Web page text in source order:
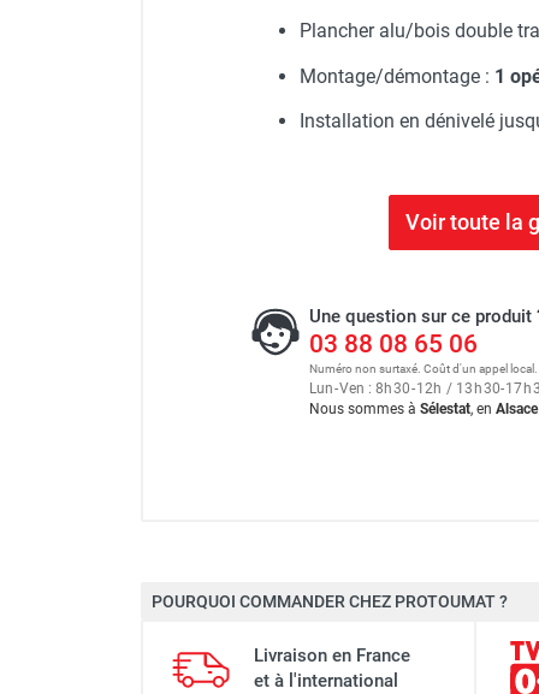
Plancher alu/bois double
Montage/démontage : 1
Installation en dénivelé
Voir toute la
Une question sur ce produit
03 88 08 65 06
Numéro non surtaxé. Coût d'un appel local.
Lun-Ven : 8h30-12h / 13h30-17h
Nous sommes à Sélestat, en Alsace
Longueur
Largeur
Échafaudage roulant
POURQUOI COMMANDER CHEZ PROTOUMAT ?
Livraison en France
et à l'international